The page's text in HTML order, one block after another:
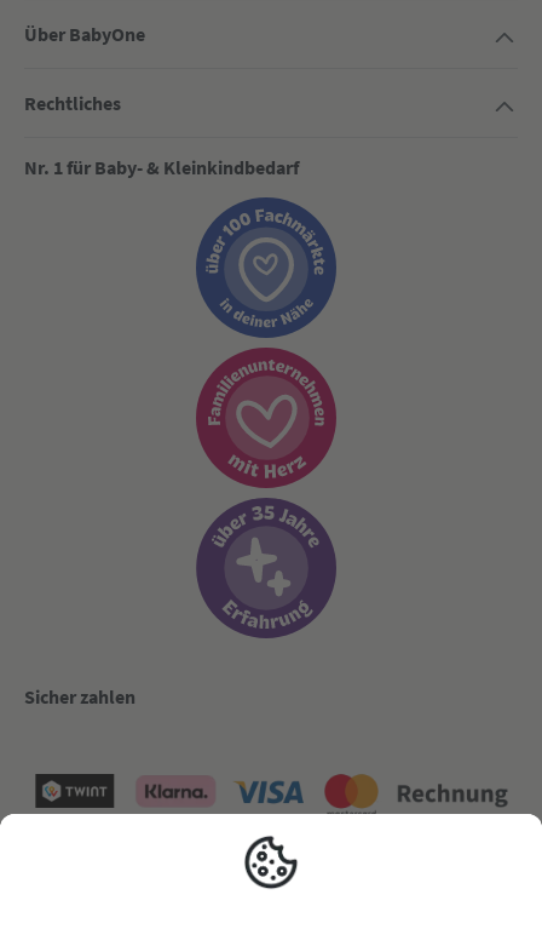
Über BabyOne
Rechtliches
Nr. 1 für Baby- & Kleinkindbedarf
Sicher zahlen